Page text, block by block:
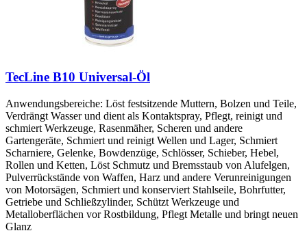
TecLine B10 Universal-Öl
Anwendungsbereiche: Löst festsitzende Muttern, Bolzen und Teile,
Verdrängt Wasser und dient als Kontaktspray, Pflegt, reinigt und
schmiert Werkzeuge, Rasenmäher, Scheren und andere
Gartengeräte, Schmiert und reinigt Wellen und Lager, Schmiert
Scharniere, Gelenke, Bowdenzüge, Schlösser, Schieber, Hebel,
Rollen und Ketten, Löst Schmutz und Bremsstaub von Alufelgen,
Pulverrückstände von Waffen, Harz und andere Verunreinigungen
von Motorsägen, Schmiert und konserviert Stahlseile, Bohrfutter,
Getriebe und Schließzylinder, Schützt Werkzeuge und
Metalloberflächen vor Rostbildung, Pflegt Metalle und bringt neuen
Glanz